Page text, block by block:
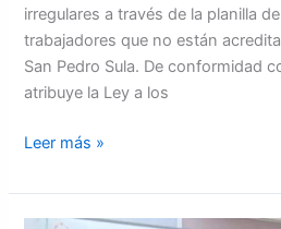
irregulares a través de la planilla
trabajadores que no están
San Pedro Sula. De conformidad
atribuye la Ley a los
Leer más »